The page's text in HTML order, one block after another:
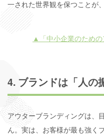
一された世界観を保つことが
▲「中小企業のため
4. ブランドは「人の
アウターブランディングは、
ん。実は、お客様が最も強く